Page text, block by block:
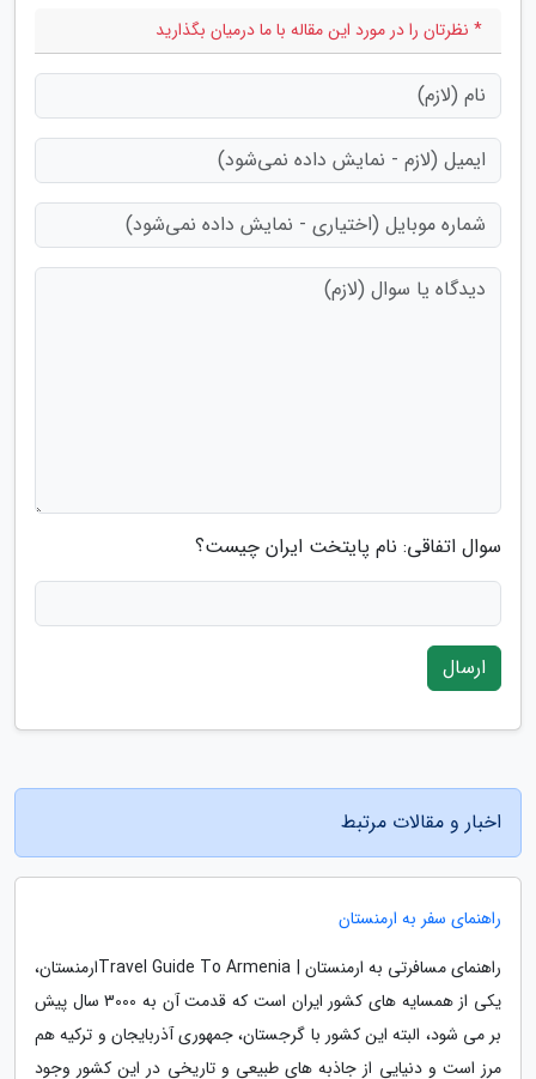
* نظرتان را در مورد این مقاله با ما درمیان بگذارید
سوال اتفاقی: نام پایتخت ایران چیست؟
ارسال
اخبار و مقالات مرتبط
راهنمای سفر به ارمنستان
راهنمای مسافرتی به ارمنستان | Travel Guide To Armeniaارمنستان،
یکی از همسایه های کشور ایران است که قدمت آن به 3000 سال پیش
بر می شود، البته این کشور با گرجستان، جمهوری آذربایجان و ترکیه هم
مرز است و دنیایی از جاذبه های طبیعی و تاریخی در این کشور وجود